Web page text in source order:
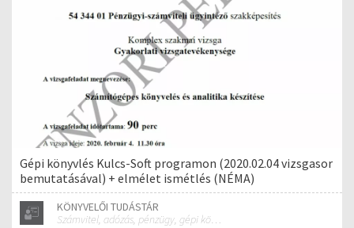
Gépi könyvlés Kulcs-Soft programon (2020.02.04 vizsgasor
bemutatásával) + elmélet ismétlés (NÉMA)
KÖNYVELŐI TUDÁSTÁR
Számvitel, adózás, pénzügy, gépi könyvelés bevallás gyakorlat